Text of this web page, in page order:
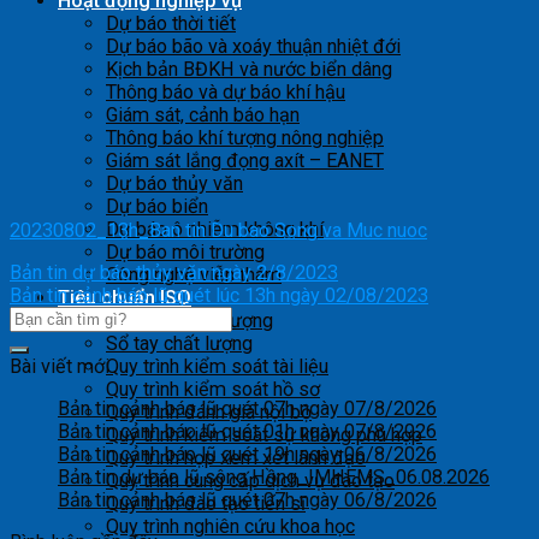
Dự báo thời tiết
Dự báo bão và xoáy thuận nhiệt đới
Kịch bản BĐKH và nước biển dâng
Thông báo và dự báo khí hậu
Giám sát, cảnh báo hạn
Thông báo khí tượng nông nghiệp
Giám sát lắng đọng axít – EANET
Dự báo thủy văn
Dự báo biển
Dự báo ô nhiễm không khí
Dự báo môi trường
Công nghệ viễn thám
Tiêu chuẩn ISO
Mục tiêu chất lượng
Sổ tay chất lượng
Quy trình kiểm soát tài liệu
Quy trình kiểm soát hồ sơ
Quy trình đánh giá nội bộ
Quy trình kiểm soát sự không phù hợp
Quy trình họp xem xét lãnh đạo
Quy trình cung cấp dịch vụ đào tạo
Quy trình đào tạo tiến sĩ
Quy trình nghiên cứu khoa học
20230802_13h_Ban tin Du bao Song va Muc nuoc
Bản tin dự báo thủy văn ngày 2/8/2023
Bản tin cảnh báo lũ quét lúc 13h ngày 02/08/2023
Bài viết mới
Bản tin cảnh báo lũ quét 07h ngày 07/8/2026
Bản tin cảnh báo lũ quét 01h ngày 07/8/2026
Bản tin cảnh báo lũ quét 19h ngày 06/8/2026
Bản tin dự báo lũ sông Hồng_IMHEMS_06.08.2026
Bản tin cảnh báo lũ quét 07h ngày 06/8/2026